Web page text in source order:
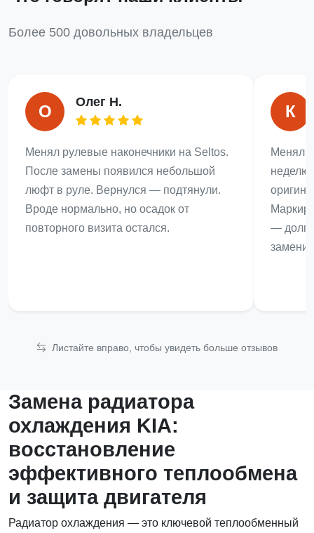
Более 500 довольных владельцев
О
Олег Н.
Менял рулевые наконечники на Seltos.
После замены появился небольшой
люфт в руле. Вернулся — подтянули.
Вроде нормально, но осадок от
повторного визита остался.
К
Менял
неделю
— долго
Листайте вправо, чтобы увидеть больше отзывов
Замена радиатора
охлаждения KIA:
восстановление
эффективного теплообмена
и защита двигателя
Радиатор охлаждения — это ключевой теплообменный